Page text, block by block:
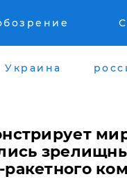
Украина